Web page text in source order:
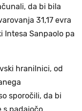
da bi bila
31,17 evra
Intesa Sanpaolo pa
hranilnici, od
sporočili, da bi